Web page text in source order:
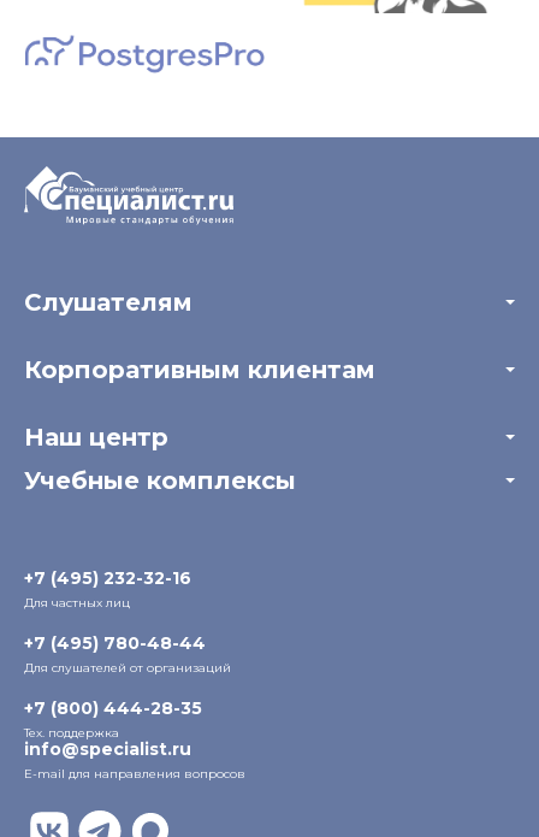
Учебные комплексы
Радио
ул. Радио, д.24, корпус 1, 2-й подъезд, 2-й этаж
ул. Воронцовская, д. 35Б, корп.2, 5-й этаж
Бауманский
ул. Бауманская, д. 6, стр. 2, бизнес-центр «Виктория
Плаза», 4-й этаж
Слушателям
Мастер-классы и вебинары
Корпоративным клиентам
Отзывы компаний
Наш центр
Информация о центре
+7 (495) 232-32-16
Для частных лиц
+7 (495) 780-48-44
Для слушателей от организаций
+7 (800) 444-28-35
Тех. поддержка
info@specialist.ru
E-mail для направления вопросов